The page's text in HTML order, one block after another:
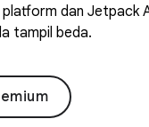
dan Jetpack
tampil beda.